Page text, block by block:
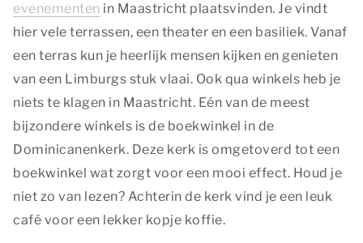
evenementen in Maastricht plaatsvinden. Je vindt
hier vele terrassen, een theater en een basiliek. Vanaf
een terras kun je heerlijk mensen kijken en genieten
van een Limburgs stuk vlaai. Ook qua winkels heb je
niets te klagen in Maastricht. Eén van de meest
bijzondere winkels is de boekwinkel in de
Dominicanenkerk. Deze kerk is omgetoverd tot een
boekwinkel wat zorgt voor een mooi effect. Houd je
niet zo van lezen? Achterin de kerk vind je een leuk
café voor een lekker kopje koffie.